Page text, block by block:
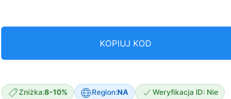
KOPIUJ KOD
Zniżka:8-10% Region:NA Weryfikacja ID: Nie